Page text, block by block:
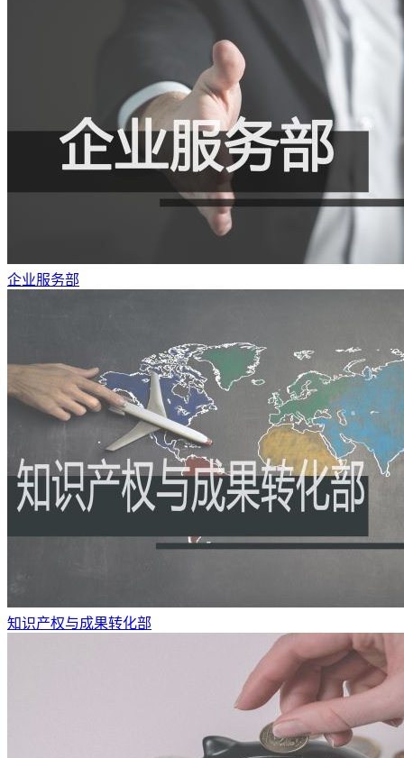
企业服务部
知识产权与成果转化部